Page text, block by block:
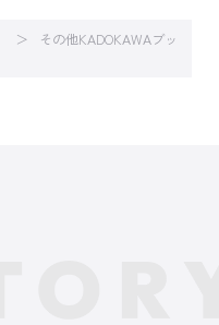
その他KADOKAWAブッ